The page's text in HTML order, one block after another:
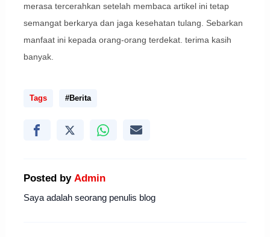
merasa tercerahkan setelah membaca artikel ini tetap
semangat berkarya dan jaga kesehatan tulang. Sebarkan
manfaat ini kepada orang-orang terdekat. terima kasih
banyak.
Tags #Berita
Posted by Admin
Saya adalah seorang penulis blog